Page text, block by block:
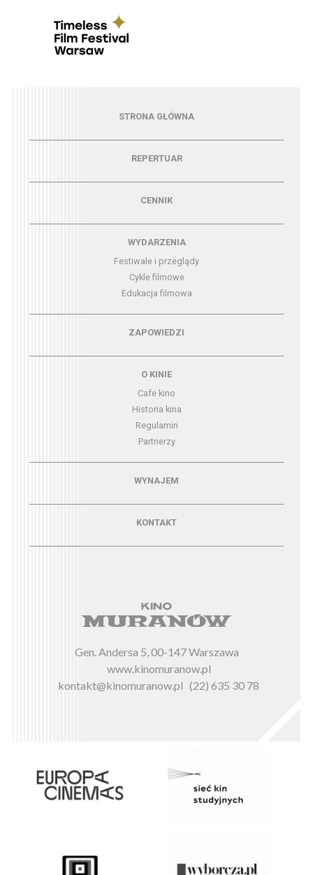
Menu - strona główna
STRONA GŁÓWNA
Menu - repertuarREPERTUAR
CENNIK
Menu - wydarzeniaWYDARZENIA
Festiwale i przeglądy
Cykle filmowe
Edukacja filmowa
Menu - zapowiedziZAPOWIEDZI
O KINIE
Cafe kino
Historia kina
Regulamin
Partnerzy
Menu - wynajemWYNAJEM
KONTAKT
Gen. Andersa 5, 00-147 Warszawa
www.kinomuranow.pl
kontakt@kinomuranow.pl (22) 635 30 78